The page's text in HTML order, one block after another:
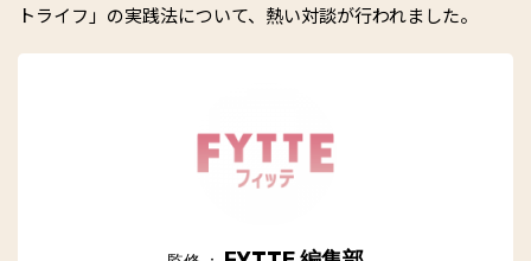
トライフ」の実践法について、熱い対談が行われました。